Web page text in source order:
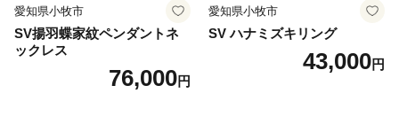
愛知県小牧市
SV揚羽蝶家紋ペンダントネ
ックレス
76,000円
愛知県小牧市
SV ハナミズキリング
43,000円